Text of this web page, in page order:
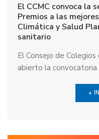
El CCMC convoca la
Premios a las
Climática y Salud
sanitario
El Consejo de
abierto la convocatoria
+